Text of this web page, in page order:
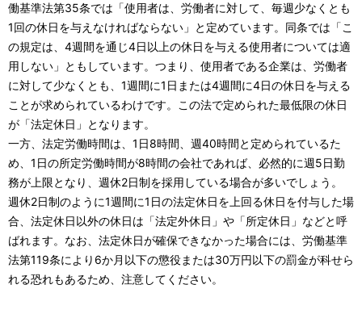
働基準法第35条では「使用者は、労働者に対して、毎週少なくとも
1回の休日を与えなければならない」と定めています。同条では「こ
の規定は、4週間を通じ4日以上の休日を与える使用者については適
用しない」ともしています。つまり、使用者である企業は、労働者
に対して少なくとも、1週間に1日または4週間に4日の休日を与える
ことが求められているわけです。この法で定められた最低限の休日
が「法定休日」となります。
一方、法定労働時間は、1日8時間、週40時間と定められているた
め、1日の所定労働時間が8時間の会社であれば、必然的に週5日勤
務が上限となり、週休2日制を採用している場合が多いでしょう。
週休2日制のように1週間に1日の法定休日を上回る休日を付与した場
合、法定休日以外の休日は「法定外休日」や「所定休日」などと呼
ばれます。なお、法定休日が確保できなかった場合には、労働基準
法第119条により6か月以下の懲役または30万円以下の罰金が科せら
れる恐れもあるため、注意してください。